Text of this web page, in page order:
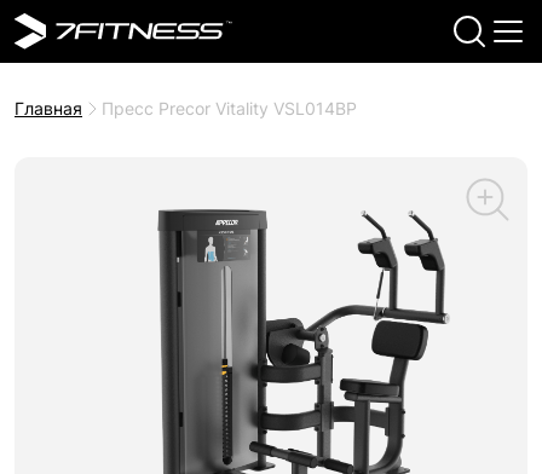
Главная Пресс Precor Vitality VSL014BP